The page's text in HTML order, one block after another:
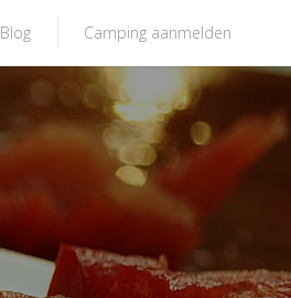
Blog Camping aanmelden